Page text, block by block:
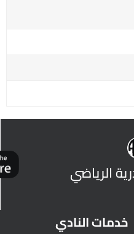
الرياضي
خدمات النادي